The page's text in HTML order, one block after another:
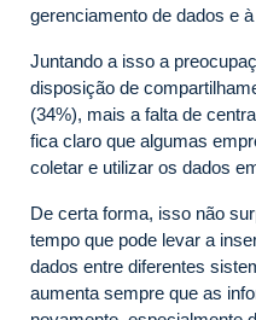
gerenciamento de dados e
Juntando a isso a
disposição de
(34%), mais a falta de
fica claro que algumas
coletar e utilizar os dados
De certa forma, isso não
tempo que pode levar a
dados entre diferentes
aumenta sempre que as